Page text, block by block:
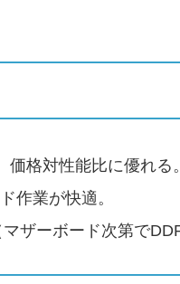
格対性能比に優れる。
作業が快適。
ザーボード次第で